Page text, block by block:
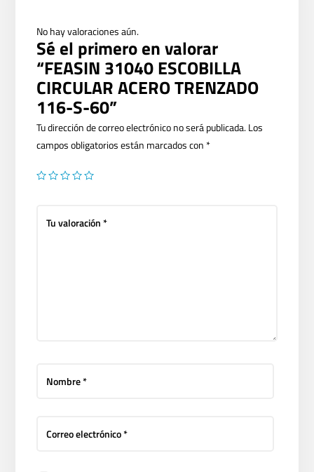
No hay valoraciones aún.
Sé el primero en valorar
“FEASIN 31040 ESCOBILLA
CIRCULAR ACERO TRENZADO
116-S-60”
Tu dirección de correo electrónico no será publicada.Los
campos obligatorios están marcados con *